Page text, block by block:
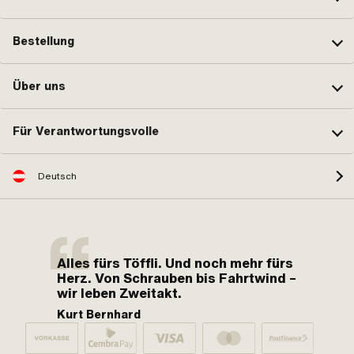
Bestellung
Über uns
Für Verantwortungsvolle
Deutsch
Alles fürs Töffli. Und noch mehr fürs
Herz. Von Schrauben bis Fahrtwind –
wir leben Zweitakt.
Kurt Bernhard